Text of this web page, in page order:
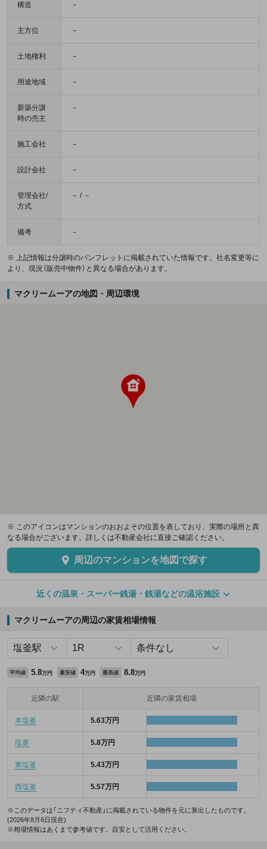
構造 －
主方位 －
土地権利 －
用途地域 －
新築分譲
時の売主
－
施工会社 －
設計会社 －
管理会社/
方式
－ / －
備考 －
※ 上記情報は分譲時のパンフレットに掲載されていた情報です。社名変更等に
より、現況（販売中物件）と異なる場合があります。
マクリームーアの地図・周辺環境
※ このアイコンはマンションのおおよその位置を表しており、実際の場所と異
なる場合がございます。詳しくは不動産会社に直接ご確認ください。
周辺のマンションを地図で探す
近くの温泉・スーパー銭湯・銭湯などの温浴施設
マクリームーアの周辺の家賃相場情報
平均値 5.8万円 最安値 4万円 最高値 8.8万円
近隣の駅 近隣の家賃相場
本塩釜 5.63万円
塩釜 5.8万円
東塩釜 5.43万円
西塩釜 5.57万円
※このデータは「ニフティ不動産」に掲載されている物件を元に算出したものです。
(2026年8月6日現在)
※相場情報はあくまで参考値です。目安として活用ください。